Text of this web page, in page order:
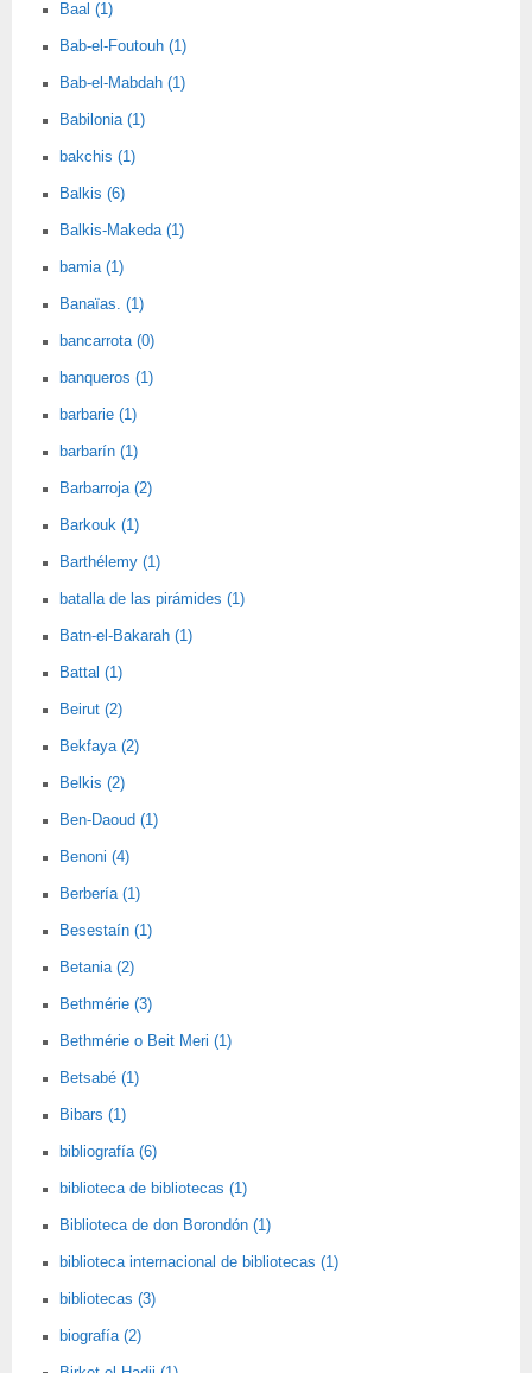
Baal (1)
Bab-el-Foutouh (1)
Bab-el-Mabdah (1)
Babilonia (1)
bakchis (1)
Balkis (6)
Balkis-Makeda (1)
bamia (1)
Banaïas. (1)
bancarrota (0)
banqueros (1)
barbarie (1)
barbarín (1)
Barbarroja (2)
Barkouk (1)
Barthélemy (1)
batalla de las pirámides (1)
Batn-el-Bakarah (1)
Battal (1)
Beirut (2)
Bekfaya (2)
Belkis (2)
Ben-Daoud (1)
Benoni (4)
Berbería (1)
Besestaín (1)
Betania (2)
Bethmérie (3)
Bethmérie o Beit Meri (1)
Betsabé (1)
Bibars (1)
bibliografía (6)
biblioteca de bibliotecas (1)
Biblioteca de don Borondón (1)
biblioteca internacional de bibliotecas (1)
bibliotecas (3)
biografía (2)